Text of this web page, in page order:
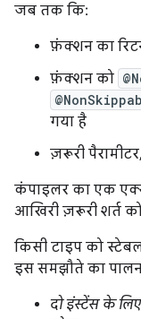
जब तक कि:
फ़ंक्शन का
फ़ंक्शन को
गया है
ज़रूरी
कंपाइलर का एक
आखिरी ज़रूरी शर्त
किसी टाइप को
इस समझौते का
दो इंस्टेंस के